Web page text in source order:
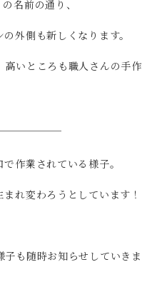
名前の通り、
外側も新しくなります。
高いところも職人さんの手作
作業されている様子。
れ変わろうとしています！
も随時お知らせしていきま